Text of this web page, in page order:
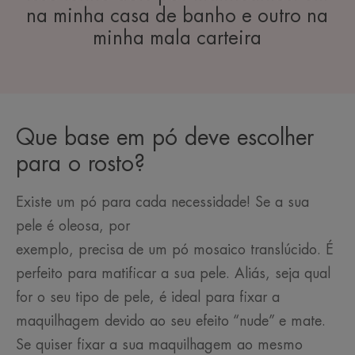
na minha casa de banho e outro na
minha mala carteira
Que base em pó deve escolher
para o rosto?
Existe um pó para cada necessidade! Se a sua
pele é oleosa, por
exemplo, precisa de um pó mosaico translúcido. É
perfeito para matificar a sua pele. Aliás, seja qual
for o seu tipo de pele, é ideal para fixar a
maquilhagem devido ao seu efeito “nude” e mate.
Se quiser fixar a sua maquilhagem ao mesmo